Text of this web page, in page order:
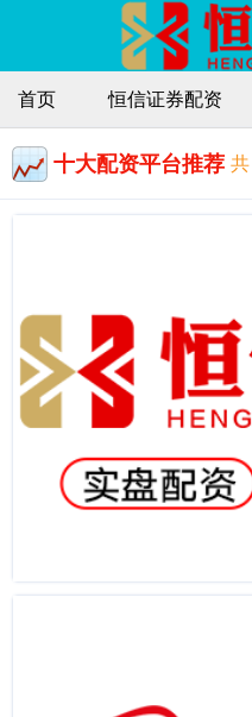
首页 恒信证券配资
十大配资平台推荐 共